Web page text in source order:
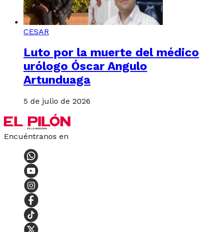
CESAR
Luto por la muerte del médico
urólogo Óscar Angulo
Artunduaga
5 de julio de 2026
Encuéntranos en